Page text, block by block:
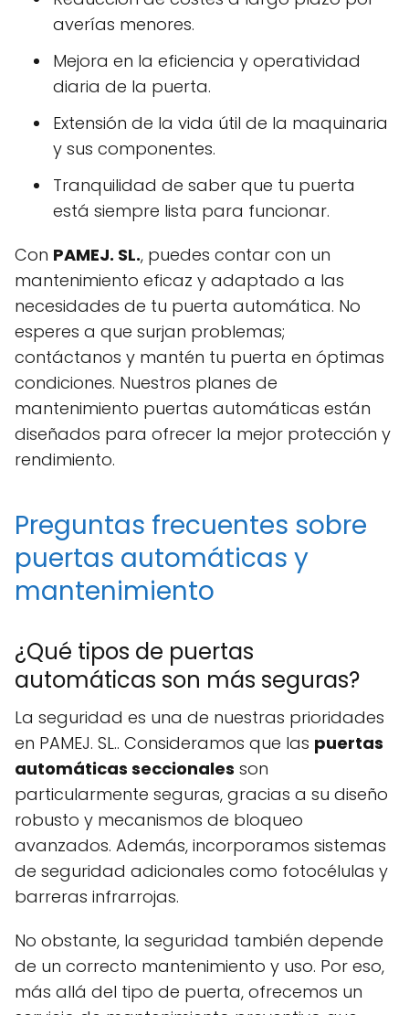
averías menores.
Mejora en la eficiencia y operatividad
diaria de la puerta.
Extensión de la vida útil de la maquinaria
y sus componentes.
Tranquilidad de saber que tu puerta
está siempre lista para funcionar.
Con PAMEJ. SL., puedes contar con un
mantenimiento eficaz y adaptado a las
necesidades de tu puerta automática. No
esperes a que surjan problemas;
contáctanos y mantén tu puerta en óptimas
condiciones. Nuestros planes de
mantenimiento puertas automáticas están
diseñados para ofrecer la mejor protección y
rendimiento.
Preguntas frecuentes sobre
puertas automáticas y
mantenimiento
¿Qué tipos de puertas
automáticas son más seguras?
La seguridad es una de nuestras prioridades
en PAMEJ. SL.. Consideramos que las puertas
automáticas seccionales son
particularmente seguras, gracias a su diseño
robusto y mecanismos de bloqueo
avanzados. Además, incorporamos sistemas
de seguridad adicionales como fotocélulas y
barreras infrarrojas.
No obstante, la seguridad también depende
de un correcto mantenimiento y uso. Por eso,
más allá del tipo de puerta, ofrecemos un